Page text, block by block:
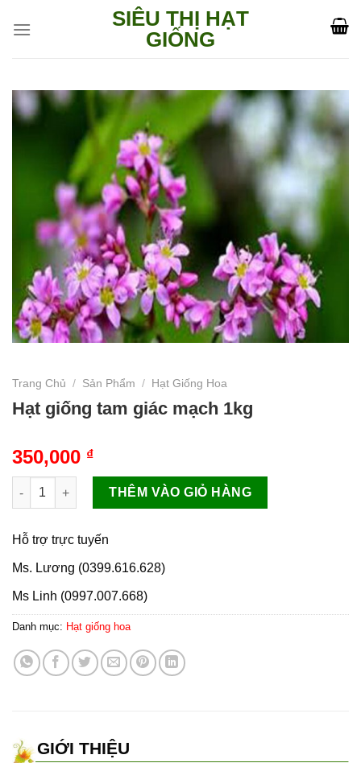
SIÊU THỊ HẠT
GIỐNG
Trang Chủ / Sản Phẩm / Hạt Giống Hoa
Hạt giống tam giác mạch 1kg
350,000 ₫
Hạt giống tam giác mạch 1kg số lượng
THÊM VÀO GIỎ HÀNG
Hỗ trợ trực tuyến
Ms. Lương (0399.616.628)
Ms Linh (0997.007.668)
Danh mục: Hạt giống hoa
GIỚI THIỆU